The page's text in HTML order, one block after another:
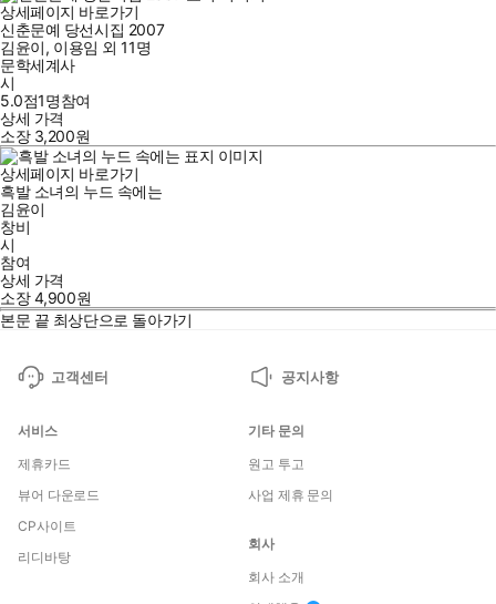
상세페이지 바로가기
신춘문예 당선시집 2007
김윤이, 이용임 외11명
문학세계사
시
5.0점1명참여
상세 가격
소장 3,200원
상세페이지 바로가기
흑발 소녀의 누드 속에는
김윤이
창비
시
참여
상세 가격
소장4,900원
본문 끝 최상단으로 돌아가기
고객센터 공지사항
서비스
제휴카드
뷰어 다운로드
CP사이트
리디바탕
기타 문의
원고 투고
사업 제휴 문의
회사
회사 소개